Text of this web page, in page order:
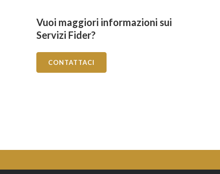
Vuoi maggiori informazioni sui
Servizi Fider?
CONTATTACI